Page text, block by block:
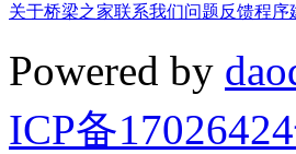
关于桥梁之家联系我们问题反馈程序
Powered by
ICP备